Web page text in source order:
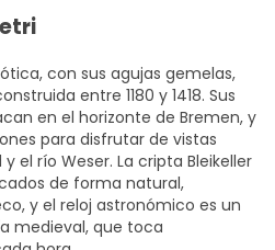
con sus agujas gemelas,
entre 1180 y 1418. Sus
en el horizonte de Bremen, y
para disfrutar de vistas
el río Weser. La cripta Bleikeller
de forma natural,
y el reloj astronómico es un
medieval, que toca